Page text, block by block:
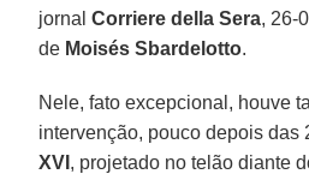
jornalCorriere della Sera, 26-
de Moisés Sbardelotto.
Nele, fato excepcional, houve
intervenção, pouco depois das
XVI , projetado no telão diante